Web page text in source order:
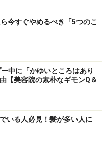
今すぐやめるべき「5つのこ
中に「かゆいところはあり
【美容院の素朴なギモンQ＆
いる人必見！髪が多い人に